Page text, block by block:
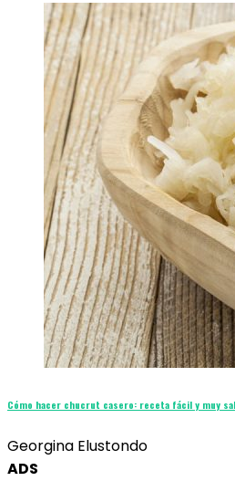
Cómo hacer chucrut casero: receta fácil y muy
Georgina Elustondo
ADS